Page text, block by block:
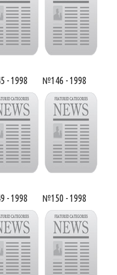
- 1998 №146 - 1998
- 1998 №150 - 1998